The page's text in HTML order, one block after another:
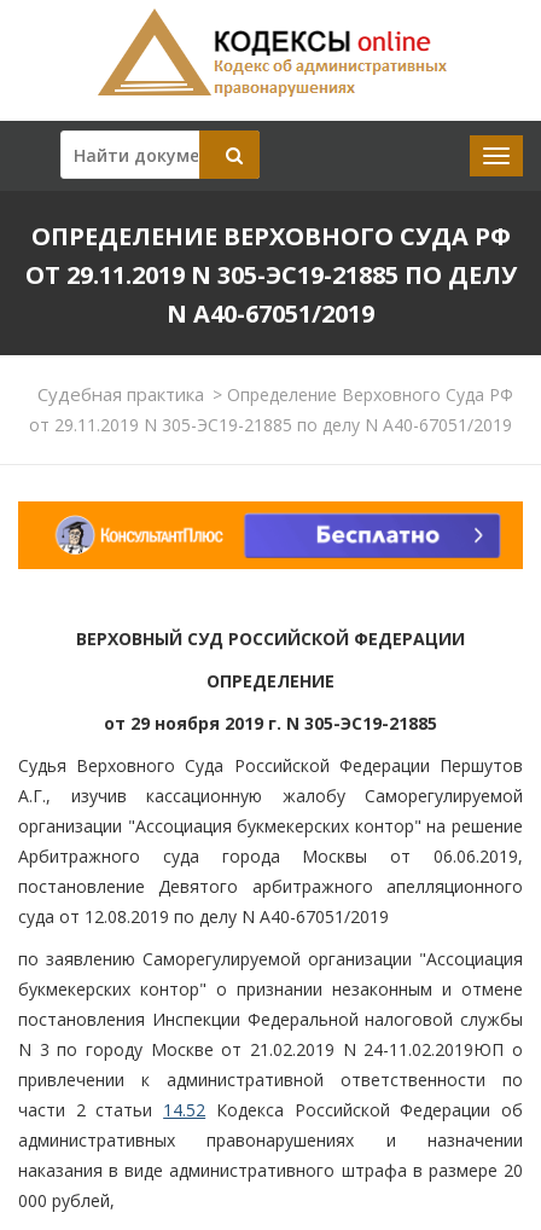
ОПРЕДЕЛЕНИЕ ВЕРХОВНОГО СУДА РФ
ОТ 29.11.2019 N 305-ЭС19-21885 ПО ДЕЛУ
N А40-67051/2019
Судебная практика >Определение Верховного Суда РФ
от 29.11.2019 N 305-ЭС19-21885 по делу N А40-67051/2019
ВЕРХОВНЫЙ СУД РОССИЙСКОЙ ФЕДЕРАЦИИ
ОПРЕДЕЛЕНИЕ
от 29 ноября 2019 г. N 305-ЭС19-21885
Судья Верховного Суда Российской Федерации Першутов
А.Г., изучив кассационную жалобу Саморегулируемой
организации "Ассоциация букмекерских контор" на решение
Арбитражного суда города Москвы от 06.06.2019,
постановление Девятого арбитражного апелляционного
суда от 12.08.2019 по делу N А40-67051/2019
по заявлению Саморегулируемой организации "Ассоциация
букмекерских контор" о признании незаконным и отмене
постановления Инспекции Федеральной налоговой службы
N 3 по городу Москве от 21.02.2019 N 24-11.02.2019ЮП о
привлечении к административной ответственности по
части 2 статьи 14.52 Кодекса Российской Федерации об
административных правонарушениях и назначении
наказания в виде административного штрафа в размере 20
000 рублей,